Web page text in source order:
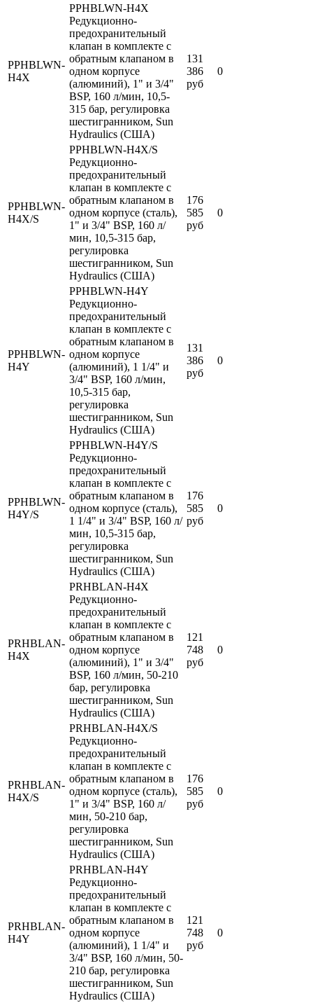
PPHBLWN-
H4X
PPHBLWN-H4X
Редукционно-
предохранительный
клапан в комплекте с
обратным клапаном в
одном корпусе
(алюминий), 1" и 3/4"
BSP, 160 л/мин, 10,5-
315 бар, регулировка
шестигранником, Sun
Hydraulics (США)
131
386
руб
0
PPHBLWN-
H4X/S
PPHBLWN-H4X/S
Редукционно-
предохранительный
клапан в комплекте с
обратным клапаном в
одном корпусе (сталь),
1" и 3/4" BSP, 160 л/
мин, 10,5-315 бар,
регулировка
шестигранником, Sun
Hydraulics (США)
176
585
руб
0
PPHBLWN-
H4Y
PPHBLWN-H4Y
Редукционно-
предохранительный
клапан в комплекте с
обратным клапаном в
одном корпусе
(алюминий), 1 1/4" и
3/4" BSP, 160 л/мин,
10,5-315 бар,
регулировка
шестигранником, Sun
Hydraulics (США)
131
386
руб
0
PPHBLWN-
H4Y/S
PPHBLWN-H4Y/S
Редукционно-
предохранительный
клапан в комплекте с
обратным клапаном в
одном корпусе (сталь),
1 1/4" и 3/4" BSP, 160 л/
мин, 10,5-315 бар,
регулировка
шестигранником, Sun
Hydraulics (США)
176
585
руб
0
PRHBLAN-
H4X
PRHBLAN-H4X
Редукционно-
предохранительный
клапан в комплекте с
обратным клапаном в
одном корпусе
(алюминий), 1" и 3/4"
BSP, 160 л/мин, 50-210
бар, регулировка
шестигранником, Sun
Hydraulics (США)
121
748
руб
0
PRHBLAN-
H4X/S
PRHBLAN-H4X/S
Редукционно-
предохранительный
клапан в комплекте с
обратным клапаном в
одном корпусе (сталь),
1" и 3/4" BSP, 160 л/
мин, 50-210 бар,
регулировка
шестигранником, Sun
Hydraulics (США)
176
585
руб
0
PRHBLAN-
H4Y
PRHBLAN-H4Y
Редукционно-
предохранительный
клапан в комплекте с
обратным клапаном в
одном корпусе
(алюминий), 1 1/4" и
3/4" BSP, 160 л/мин, 50-
210 бар, регулировка
шестигранником, Sun
Hydraulics (США)
121
748
руб
0